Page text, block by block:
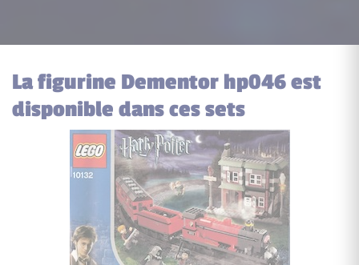
La figurine Dementor hp046 est
disponible dans ces sets